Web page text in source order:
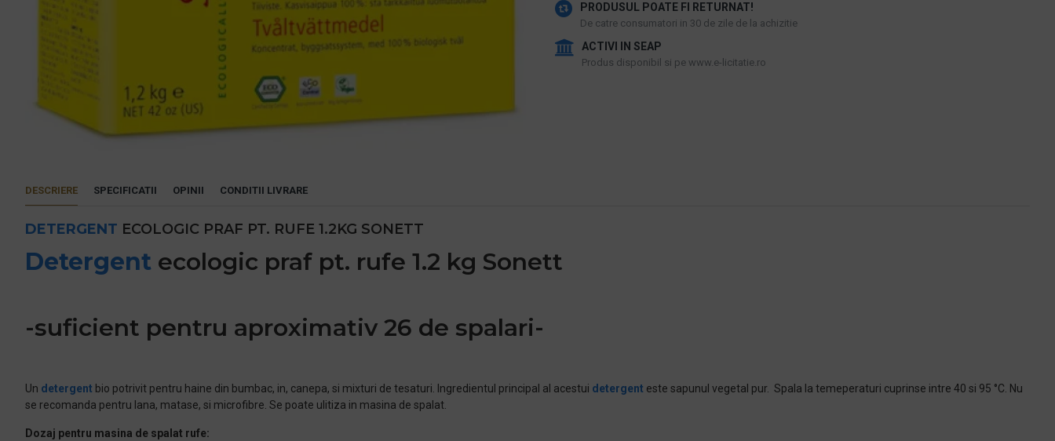
PRODUSUL POATE FI RETURNAT!
De catre consumatori in 30 de zile de la achizitie
ACTIVI IN SEAP
Produs disponibil si pe www.e-licitatie.ro
DESCRIERE SPECIFICATII OPINII CONDITII LIVRARE
DETERGENT ECOLOGIC PRAF PT. RUFE 1.2KG SONETT
Detergent ecologic praf pt. rufe 1.2 kg Sonett
-suficient pentru aproximativ 26 de spalari-
Un detergent bio potrivit pentru haine din bumbac, in, canepa, si mixturi de tesaturi. Ingredientul principal al acestui detergent este sapunul vegetal pur. Spala la temeperaturi cuprinse intre 40 si 95 °C. Nu
se recomanda pentru lana, matase, si microfibre. Se poate ulitiza in masina de spalat.
Dozaj pentru masina de spalat rufe: